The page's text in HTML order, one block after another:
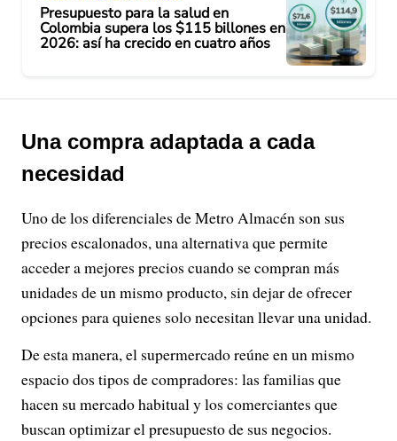
Presupuesto para la salud en
Colombia supera los $115 billones en
2026: así ha crecido en cuatro años
Una compra adaptada a cada
necesidad
Uno de los diferenciales de Metro Almacén son sus
precios escalonados, una alternativa que permite
acceder a mejores precios cuando se compran más
unidades de un mismo producto, sin dejar de ofrecer
opciones para quienes solo necesitan llevar una unidad.
De esta manera, el supermercado reúne en un mismo
espacio dos tipos de compradores: las familias que
hacen su mercado habitual y los comerciantes que
buscan optimizar el presupuesto de sus negocios.